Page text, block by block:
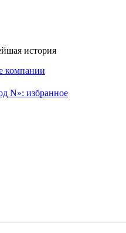
история
компании
N»: избранное